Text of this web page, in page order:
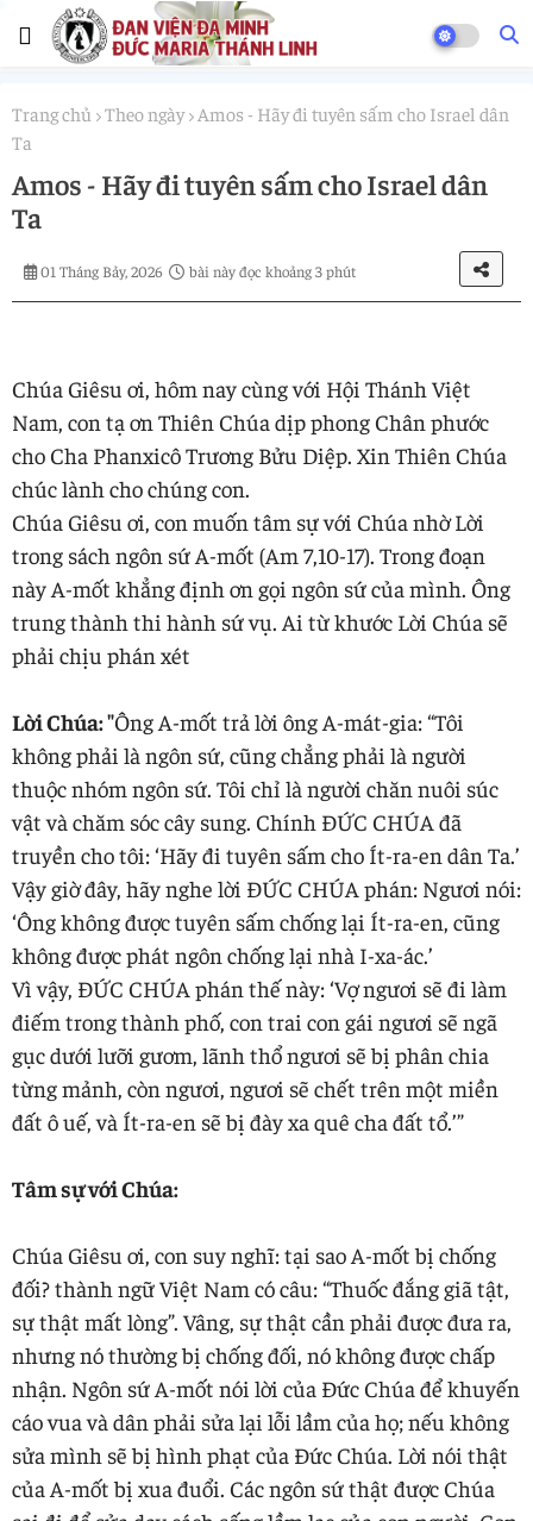
Trang chủ Theo ngày Amos - Hãy đi tuyên sấm cho Israel dân
Ta
Amos - Hãy đi tuyên sấm cho Israel dân
Ta
01 Tháng Bảy, 2026 bài này đọc khoảng 3 phút
Chúa Giêsu ơi, hôm nay cùng với Hội Thánh Việt
Nam, con tạ ơn Thiên Chúa dịp phong Chân phước
cho Cha Phanxicô Trương Bửu Diệp. Xin Thiên Chúa
chúc lành cho chúng con.
Chúa Giêsu ơi, con muốn tâm sự với Chúa nhờ Lời
trong sách ngôn sứ A-mốt (Am 7,10-17). Trong đoạn
này A-mốt khẳng định ơn gọi ngôn sứ của mình. Ông
trung thành thi hành sứ vụ. Ai từ khước Lời Chúa sẽ
phải chịu phán xét
Lời Chúa: "Ông A-mốt trả lời ông A-mát-gia: “Tôi
không phải là ngôn sứ, cũng chẳng phải là người
thuộc nhóm ngôn sứ. Tôi chỉ là người chăn nuôi súc
vật và chăm sóc cây sung. Chính ĐỨC CHÚA đã
truyền cho tôi: ‘Hãy đi tuyên sấm cho Ít-ra-en dân Ta.’
Vậy giờ đây, hãy nghe lời ĐỨC CHÚA phán: Ngươi nói:
‘Ông không được tuyên sấm chống lại Ít-ra-en, cũng
không được phát ngôn chống lại nhà I-xa-ác.’
Vì vậy, ĐỨC CHÚA phán thế này: ‘Vợ ngươi sẽ đi làm
điếm trong thành phố, con trai con gái ngươi sẽ ngã
gục dưới lưỡi gươm, lãnh thổ ngươi sẽ bị phân chia
từng mảnh, còn ngươi, ngươi sẽ chết trên một miền
đất ô uế, và Ít-ra-en sẽ bị đày xa quê cha đất tổ.’”
Tâm sự với Chúa:
Chúa Giêsu ơi, con suy nghĩ: tại sao A-mốt bị chống
đối? thành ngữ Việt Nam có câu: “Thuốc đắng giã tật,
sự thật mất lòng”. Vâng, sự thật cần phải được đưa ra,
nhưng nó thường bị chống đối, nó không được chấp
nhận. Ngôn sứ A-mốt nói lời của Đức Chúa để khuyến
cáo vua và dân phải sửa lại lỗi lầm của họ; nếu không
sửa mình sẽ bị hình phạt của Đức Chúa. Lời nói thật
của A-mốt bị xua đuổi. Các ngôn sứ thật được Chúa